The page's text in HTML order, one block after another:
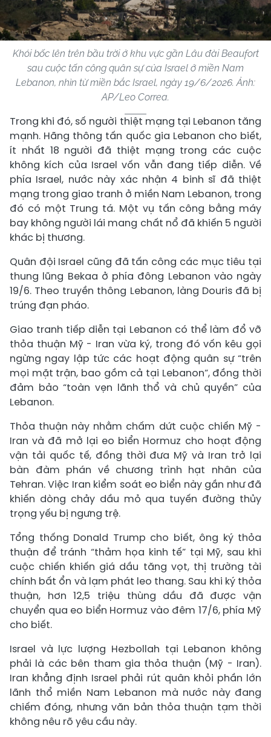
Khói bốc lên trên bầu trời ở khu vực gần Lâu đài Beaufort
sau cuộc tấn công quân sự của Israel ở miền Nam
Lebanon, nhìn từ miền bắc Israel, ngày 19/6/2026. Ảnh:
AP/Leo Correa.
Trong khi đó, số người thiệt mạng tại Lebanon tăng
mạnh. Hãng thông tấn quốc gia Lebanon cho biết,
ít nhất 18 người đã thiệt mạng trong các cuộc
không kích của Israel vốn vẫn đang tiếp diễn. Về
phía Israel, nước này xác nhận 4 binh sĩ đã thiệt
mạng trong giao tranh ở miền Nam Lebanon, trong
đó có một Trung tá. Một vụ tấn công bằng máy
bay không người lái mang chất nổ đã khiến 5 người
khác bị thương.
Quân đội Israel cũng đã tấn công các mục tiêu tại
thung lũng Bekaa ở phía đông Lebanon vào ngày
19/6. Theo truyền thông Lebanon, làng Douris đã bị
trúng đạn pháo.
Giao tranh tiếp diễn tại Lebanon có thể làm đổ vỡ
thỏa thuận Mỹ - Iran vừa ký, trong đó vốn kêu gọi
ngừng ngay lập tức các hoạt động quân sự “trên
mọi mặt trận, bao gồm cả tại Lebanon”, đồng thời
đảm bảo “toàn vẹn lãnh thổ và chủ quyền” của
Lebanon.
Thỏa thuận này nhằm chấm dứt cuộc chiến Mỹ -
Iran và đã mở lại eo biển Hormuz cho hoạt động
vận tải quốc tế, đồng thời đưa Mỹ và Iran trở lại
bàn đàm phán về chương trình hạt nhân của
Tehran. Việc Iran kiểm soát eo biển này gần như đã
khiến dòng chảy dầu mỏ qua tuyến đường thủy
trọng yếu bị ngưng trệ.
Tổng thống Donald Trump cho biết, ông ký thỏa
thuận để tránh “thảm họa kinh tế” tại Mỹ, sau khi
cuộc chiến khiến giá dầu tăng vọt, thị trường tài
chính bất ổn và lạm phát leo thang. Sau khi ký thỏa
thuận, hơn 12,5 triệu thùng dầu đã được vận
chuyển qua eo biển Hormuz vào đêm 17/6, phía Mỹ
cho biết.
Israel và lực lượng Hezbollah tại Lebanon không
phải là các bên tham gia thỏa thuận (Mỹ - Iran).
Iran khẳng định Israel phải rút quân khỏi phần lớn
lãnh thổ miền Nam Lebanon mà nước này đang
chiếm đóng, nhưng văn bản thỏa thuận tạm thời
không nêu rõ yêu cầu này.